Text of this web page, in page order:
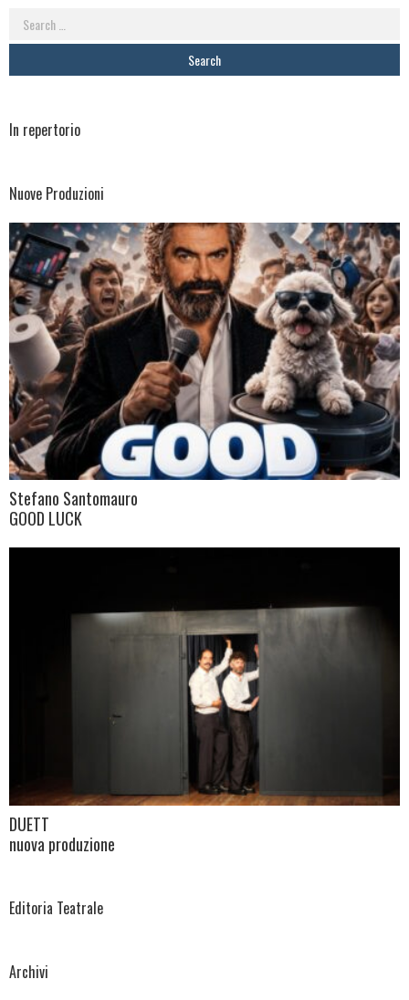
Search
for:
In repertorio
Nuove Produzioni
Stefano Santomauro
GOOD LUCK
DUETT
nuova produzione
Editoria Teatrale
Archivi